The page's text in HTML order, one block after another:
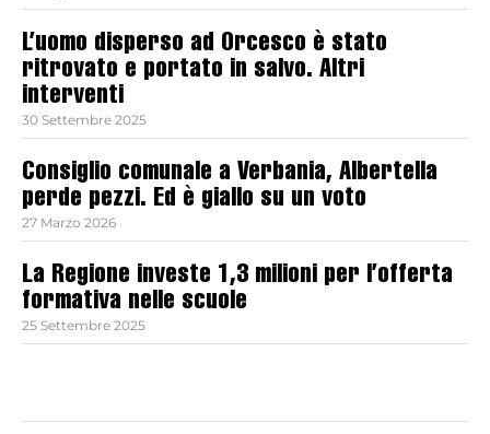
L’uomo disperso ad Orcesco è stato
ritrovato e portato in salvo. Altri
interventi
30 Settembre 2025
Consiglio comunale a Verbania, Albertella
perde pezzi. Ed è giallo su un voto
27 Marzo 2026
La Regione investe 1,3 milioni per l’offerta
formativa nelle scuole
25 Settembre 2025